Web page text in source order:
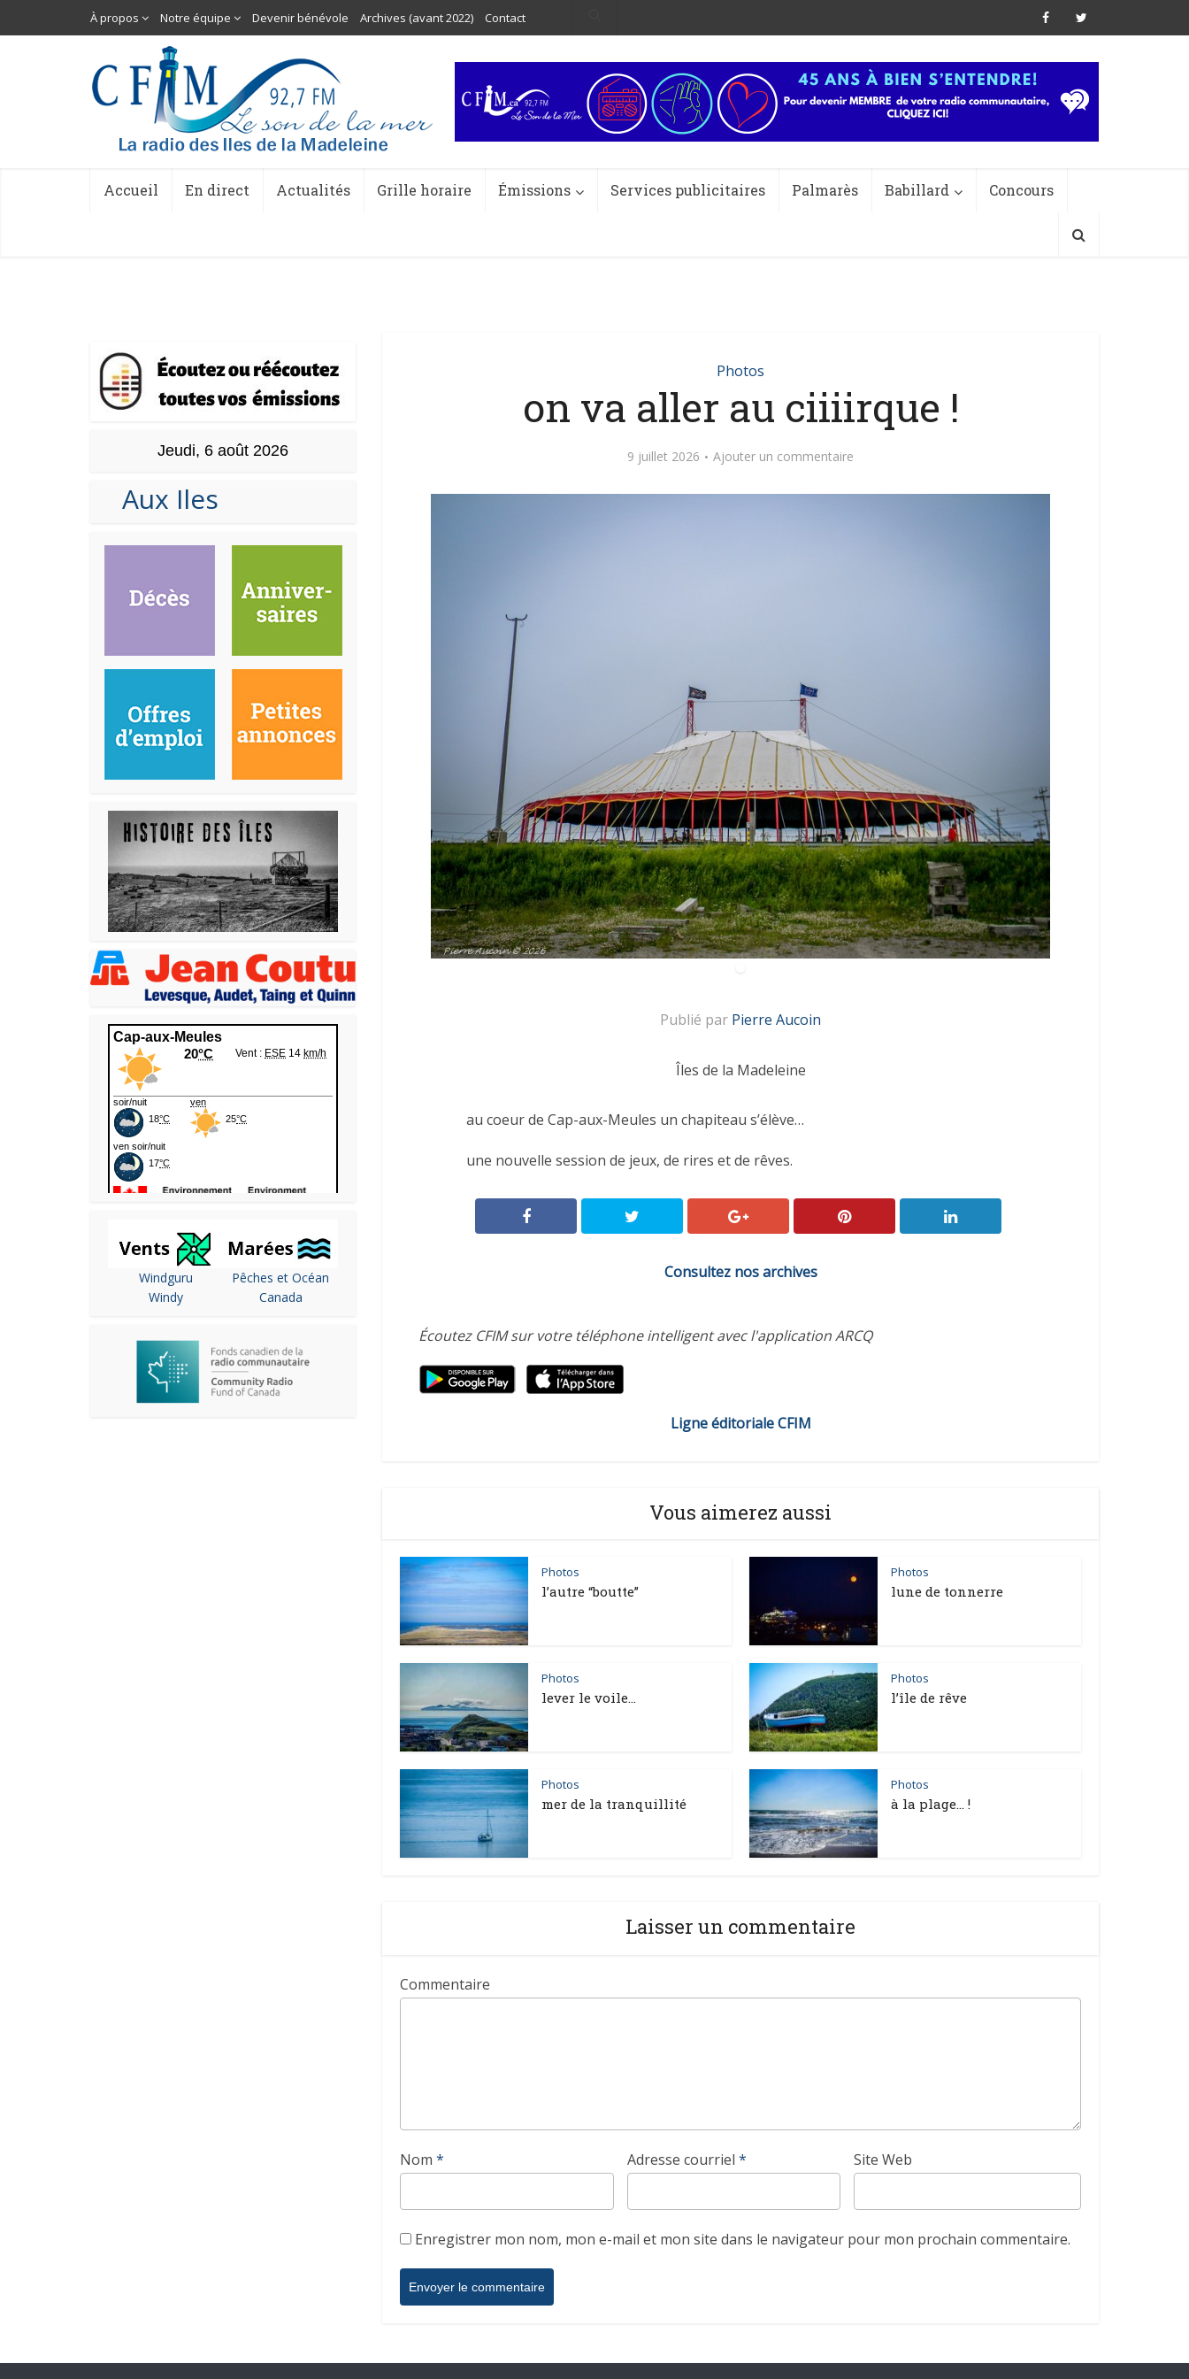
À propos Notre équipe Devenir bénévole Archives (avant 2022) Contact
Accueil En direct Actualités Grille horaire Émissions Services publicitaires Palmarès Babillard Concours
Jeudi, 6 août 2026
Aux Iles
Windguru
Windy
Pêches et Océan
Canada
Photos
on va aller au ciiiirque !
9 juillet 2026 Ajouter un commentaire
Publié par Pierre Aucoin
Îles de la Madeleine
au coeur de Cap-aux-Meules un chapiteau s’élève…
une nouvelle session de jeux, de rires et de rêves.
Consultez nos archives
Écoutez CFIM sur votre téléphone intelligent avec l'application ARCQ
Ligne éditoriale CFIM
Vous aimerez aussi
Photos
l’autre “boutte”
Photos
lune de tonnerre
Photos
lever le voile…
Photos
l’île de rêve
Photos
mer de la tranquillité
Photos
à la plage… !
Laisser un commentaire
Commentaire
Nom * Adresse courriel * Site Web
Enregistrer mon nom, mon e-mail et mon site dans le navigateur pour mon prochain commentaire.